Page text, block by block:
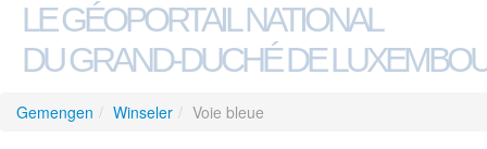
LE GÉOPORTAIL NATIONAL
DU GRAND-DUCHÉ DE
Gemengen / Winseler / Voie bleue